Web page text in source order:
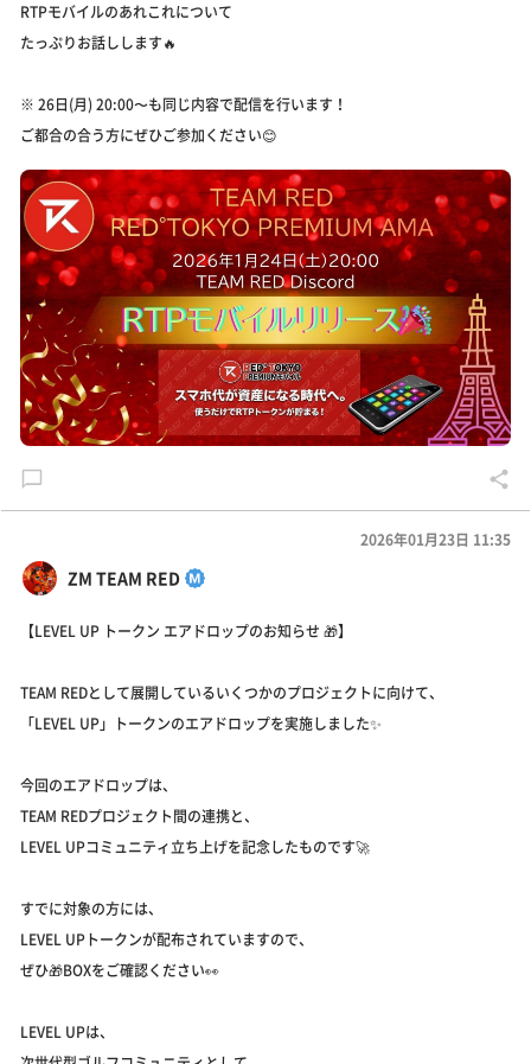
RTPモバイルのあれこれについて
たっぷりお話しします🔥
※ 26日(月) 20:00〜も同じ内容で配信を行います！
ご都合の合う方にぜひご参加ください😊
ZM TEAM RED
2026年01月23日 11:35
【LEVEL UP トークン エアドロップのお知らせ 🎁】
TEAM REDとして展開しているいくつかのプロジェクトに向けて、
「LEVEL UP」トークンのエアドロップを実施しました✨
今回のエアドロップは、
TEAM REDプロジェクト間の連携と、
LEVEL UPコミュニティ立ち上げを記念したものです🚀
すでに対象の方には、
LEVEL UPトークンが配布されていますので、
ぜひ🎁BOXをご確認ください👀
LEVEL UPは、